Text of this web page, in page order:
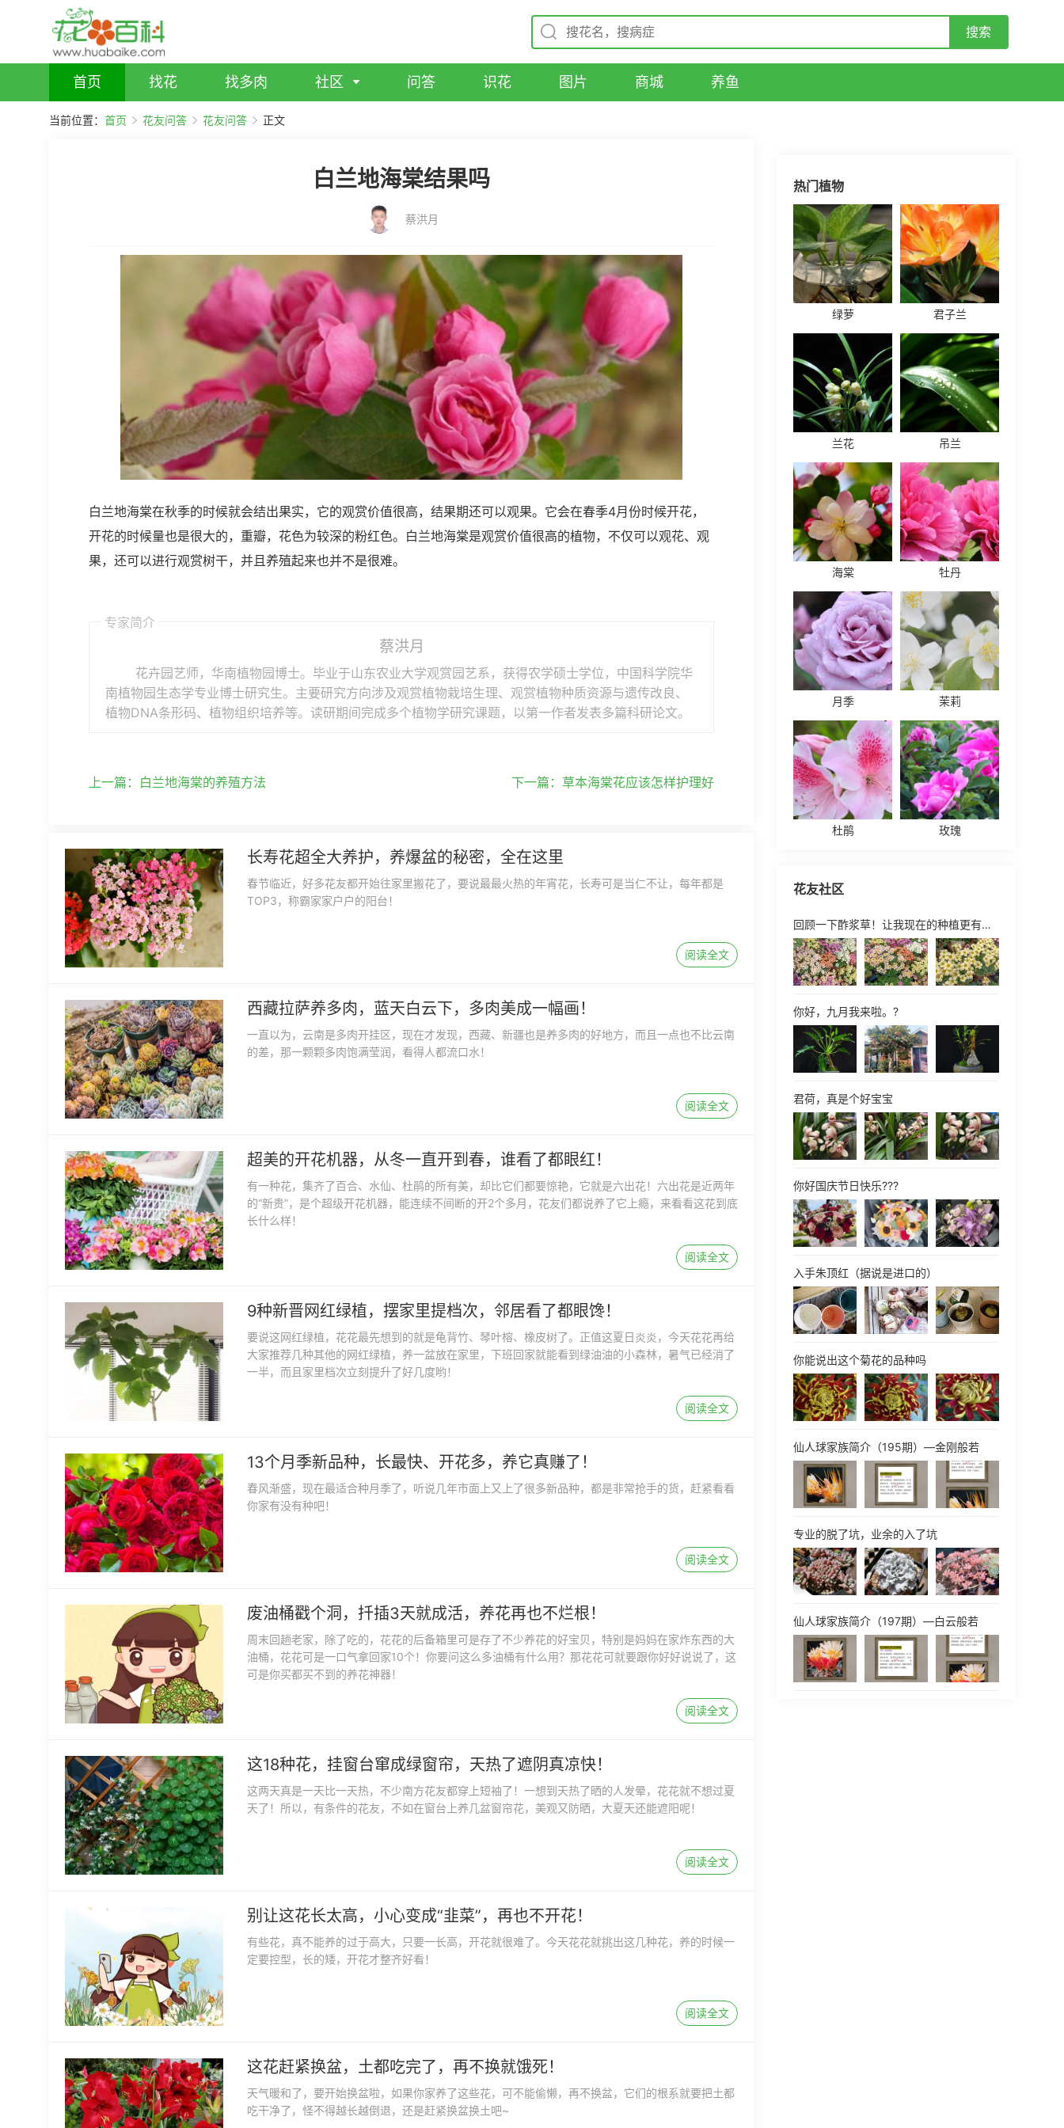
首页 找花 找多肉 社区 问答 识花 图片 商城 养鱼
当前位置： 首页 花友问答 花友问答 正文
白兰地海棠结果吗
蔡洪月
白兰地海棠在秋季的时候就会结出果实，它的观赏价值很高，结果期还可以观果。它会在春季4月份时候开花，
开花的时候量也是很大的，重瓣，花色为较深的粉红色。白兰地海棠是观赏价值很高的植物，不仅可以观花、观
果，还可以进行观赏树干，并且养殖起来也并不是很难。
专家简介
蔡洪月
花卉园艺师，华南植物园博士。毕业于山东农业大学观赏园艺系，获得农学硕士学位，中国科学院华
南植物园生态学专业博士研究生。主要研究方向涉及观赏植物栽培生理、观赏植物种质资源与遗传改良、
植物DNA条形码、植物组织培养等。读研期间完成多个植物学研究课题，以第一作者发表多篇科研论文。
上一篇： 白兰地海棠的养殖方法 下一篇： 草本海棠花应该怎样护理好
长寿花超全大养护，养爆盆的秘密，全在这里
春节临近，好多花友都开始往家里搬花了，要说最最火热的年宵花，长寿可是当仁不让，每年都是
TOP3，称霸家家户户的阳台！
阅读全文
西藏拉萨养多肉，蓝天白云下，多肉美成一幅画！
一直以为，云南是多肉开挂区，现在才发现，西藏、新疆也是养多肉的好地方，而且一点也不比云南
的差，那一颗颗多肉饱满莹润，看得人都流口水！
阅读全文
超美的开花机器，从冬一直开到春，谁看了都眼红！
有一种花，集齐了百合、水仙、杜鹃的所有美，却比它们都要惊艳，它就是六出花！六出花是近两年
的“新贵”，是个超级开花机器，能连续不间断的开2个多月，花友们都说养了它上瘾，来看看这花到底
长什么样！
阅读全文
9种新晋网红绿植，摆家里提档次，邻居看了都眼馋！
要说这网红绿植，花花最先想到的就是龟背竹、琴叶榕、橡皮树了。正值这夏日炎炎，今天花花再给
大家推荐几种其他的网红绿植，养一盆放在家里，下班回家就能看到绿油油的小森林，暑气已经消了
一半，而且家里档次立刻提升了好几度哟！
阅读全文
13个月季新品种，长最快、开花多，养它真赚了！
春风渐盛，现在最适合种月季了，听说几年市面上又上了很多新品种，都是非常抢手的货，赶紧看看
你家有没有种吧！
阅读全文
废油桶戳个洞，扦插3天就成活，养花再也不烂根！
周末回趟老家，除了吃的，花花的后备箱里可是存了不少养花的好宝贝，特别是妈妈在家炸东西的大
油桶，花花可是一口气拿回家10个！你要问这么多油桶有什么用？那花花可就要跟你好好说说了，这
可是你买都买不到的养花神器！
阅读全文
这18种花，挂窗台窜成绿窗帘，天热了遮阴真凉快！
这两天真是一天比一天热，不少南方花友都穿上短袖了！一想到天热了晒的人发晕，花花就不想过夏
天了！所以，有条件的花友，不如在窗台上养几盆窗帘花，美观又防晒，大夏天还能遮阳呢！
阅读全文
别让这花长太高，小心变成“韭菜”，再也不开花！
有些花，真不能养的过于高大，只要一长高，开花就很难了。今天花花就挑出这几种花，养的时候一
定要控型，长的矮，开花才整齐好看！
阅读全文
这花赶紧换盆，土都吃完了，再不换就饿死！
天气暖和了，要开始换盆啦，如果你家养了这些花，可不能偷懒，再不换盆，它们的根系就要把土都
吃干净了，怪不得越长越倒退，还是赶紧换盆换土吧~
热门植物
绿萝 君子兰
兰花 吊兰
海棠 牡丹
月季 茉莉
杜鹃 玫瑰
花友社区
回顾一下酢浆草！让我现在的种植更有信心！
你好，九月我来啦。?
君荷，真是个好宝宝
你好国庆节日快乐???
入手朱顶红（据说是进口的）
你能说出这个菊花的品种吗
仙人球家族简介（195期）—金刚般若
专业的脱了坑，业余的入了坑
仙人球家族简介（197期）—白云般若